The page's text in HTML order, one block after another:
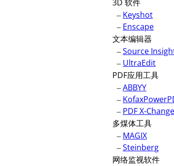
3D 软件
– Keyshot
– Enscape
文本编辑器
–Source
– UltraEdit
PDF应用工具
–ABBYY
–
– PDF X-Change
多煤体工具
– MAGIX
–Steinberg
网络监视软件